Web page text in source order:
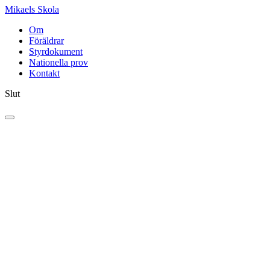
Mikaels Skola
Om
Föräldrar
Styrdokument
Nationella prov
Kontakt
Slut